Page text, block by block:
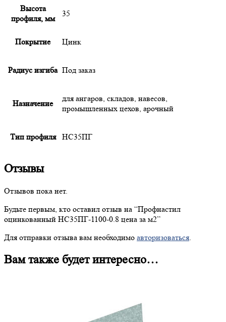
Высота
профиля, мм
35
Покрытие Цинк
Радиус изгиба Под заказ
Назначение
для ангаров, складов, навесов,
промышленных цехов, арочный
Тип профиля НС35ПГ
Отзывы
Отзывов пока нет.
Будьте первым, кто оставил отзыв на “Профнастил
оцинкованный НС35ПГ-1100-0.8 цена за м2”
Для отправки отзыва вам необходимо авторизоваться.
Вам также будет интересно…